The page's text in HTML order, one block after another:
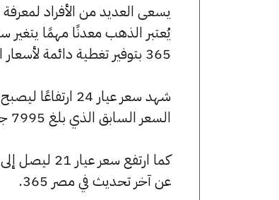
يُعتبر الذهب معدنًا مهمًا
365 بتوفير تغطية دائمة لأسعار الذهب الآن وفي هذا المقال، سنتعرف على كافة أسعار الأعيرة.
السعر السابق الذي بلغ 7995 جنيهًا للبيع و7950 جنيهًا للشراء.
عن آخر تحديث في مصر 365.